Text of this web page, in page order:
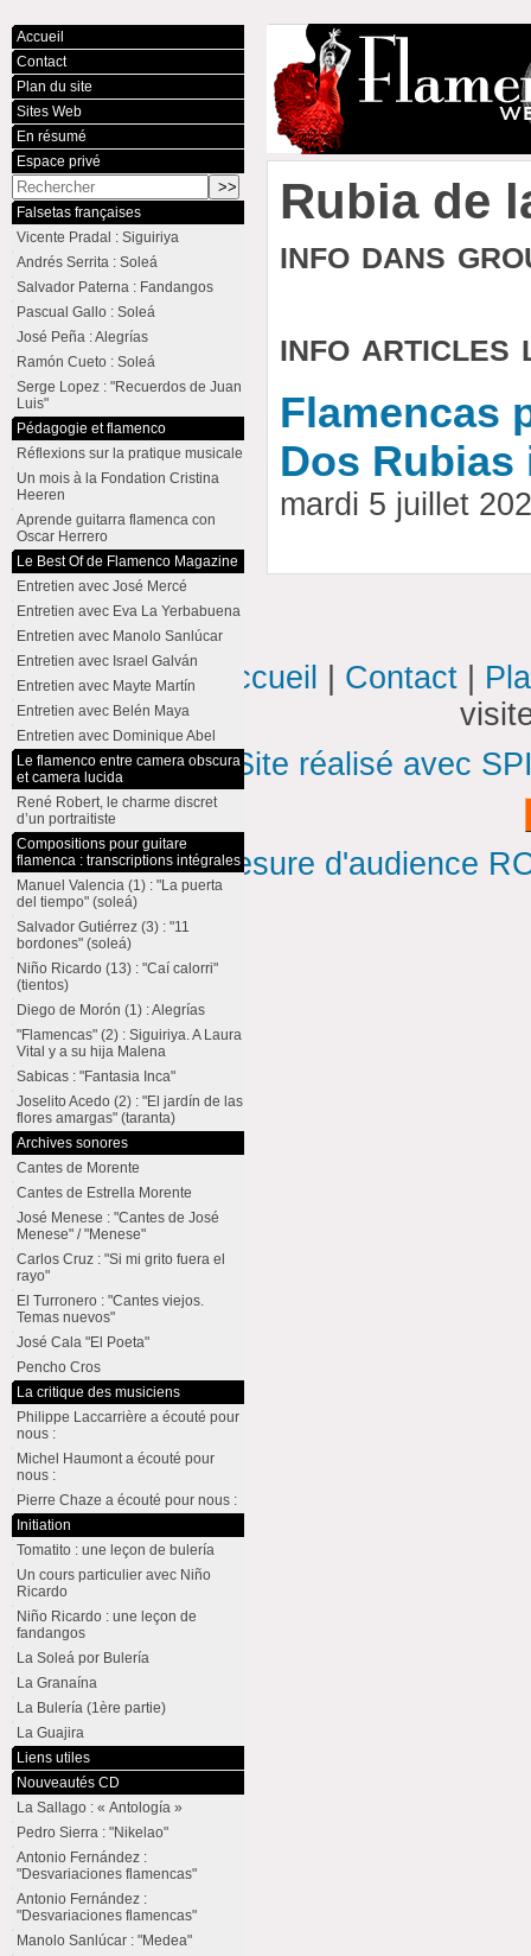
Rubia de
info dans
info articles
Flamencas
Dos
mardi 5 juillet
Accueil
Contact
Plan du site
Sites Web
En résumé
Espace privé
Falsetas françaises
Vicente Pradal : Siguiriya
Andrés Serrita : Soleá
Salvador Paterna : Fandangos
Pascual Gallo : Soleá
José Peña : Alegrías
Ramón Cueto : Soleá
Serge Lopez : "Recuerdos de Juan
Luis"
Pédagogie et flamenco
Réflexions sur la pratique musicale
Un mois à la Fondation Cristina
Heeren
Aprende guitarra flamenca con
Oscar Herrero
Le Best Of de Flamenco Magazine
Entretien avec José Mercé
Entretien avec Eva La Yerbabuena
Entretien avec Manolo Sanlúcar
Entretien avec Israel Galván
Entretien avec Mayte Martín
Entretien avec Belén Maya
Entretien avec Dominique Abel
Le flamenco entre camera obscura
et camera lucida
René Robert, le charme discret
d’un portraitiste
Compositions pour guitare
flamenca : transcriptions intégrales
Manuel Valencia (1) : "La puerta
del tiempo" (soleá)
Salvador Gutiérrez (3) : "11
bordones" (soleá)
Niño Ricardo (13) : "Caí calorri"
(tientos)
Diego de Morón (1) : Alegrías
"Flamencas" (2) : Siguiriya. A Laura
Vital y a su hija Malena
Sabicas : "Fantasia Inca"
Joselito Acedo (2) : "El jardín de las
flores amargas" (taranta)
Archives sonores
Cantes de Morente
Cantes de Estrella Morente
José Menese : "Cantes de José
Menese" / "Menese"
Carlos Cruz : "Si mi grito fuera el
rayo"
El Turronero : "Cantes viejos.
Temas nuevos"
José Cala "El Poeta"
Pencho Cros
La critique des musiciens
Philippe Laccarrière a écouté pour
nous :
Michel Haumont a écouté pour
nous :
Pierre Chaze a écouté pour nous :
Initiation
Tomatito : une leçon de bulería
Un cours particulier avec Niño
Ricardo
Niño Ricardo : une leçon de
fandangos
La Soleá por Bulería
La Granaína
La Bulería (1ère partie)
La Guajira
Liens utiles
Nouveautés CD
La Sallago : « Antología »
Pedro Sierra : "Nikelao"
Antonio Fernández :
"Desvariaciones flamencas"
Antonio Fernández :
"Desvariaciones flamencas"
Manolo Sanlúcar : "Medea"
Accueil Contact
Site réalisé avec
Mesure d'audience